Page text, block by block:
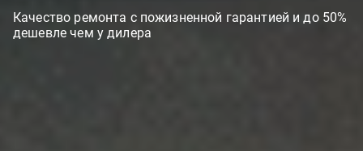
Качество ремонта с пожизненной гарантией и до 50%
дешевле чем у дилера